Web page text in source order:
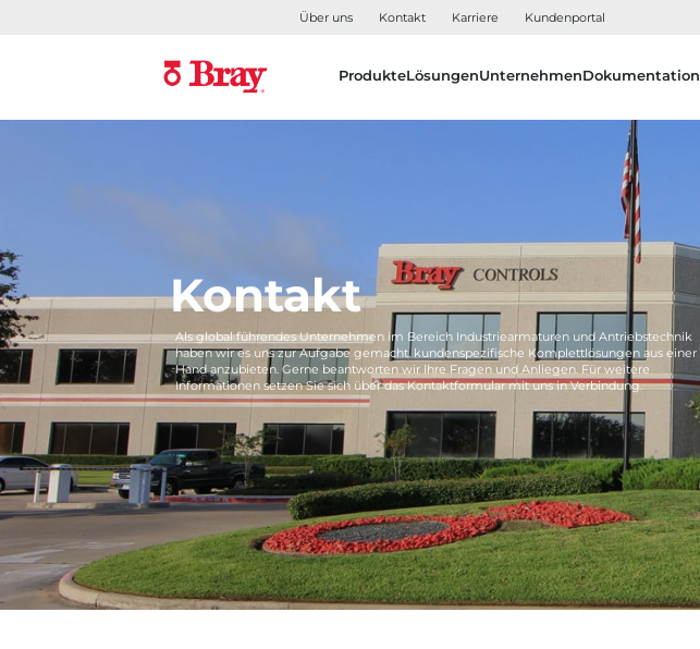
Über uns Kontakt Karriere Kundenportal
ProdukteLösungenUnternehmenDokumentation
Kontakt
Als global führendes Unternehmen im Bereich Industriearmaturen und Antriebstechnik
haben wir es uns zur Aufgabe gemacht, kundenspezifische Komplettlösungen aus einer
Hand anzubieten. Gerne beantworten wir Ihre Fragen und Anliegen. Für weitere
Informationen setzen Sie sich über das Kontaktformular mit uns in Verbindung.